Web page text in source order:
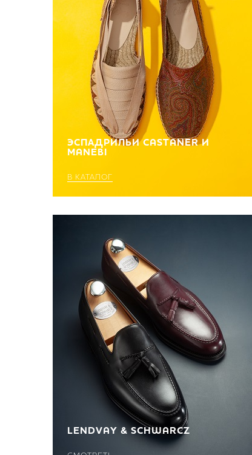
ЭСПАДРИЛЬИ CASTANER И
MANEBI
В КАТАЛОГ
LENDVAY & SCHWARCZ